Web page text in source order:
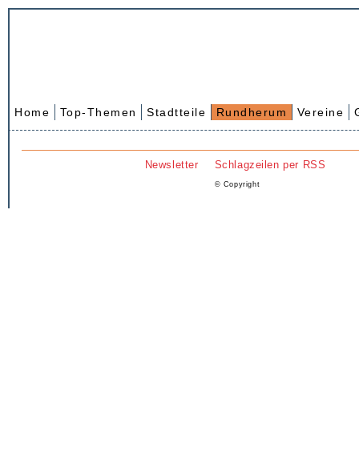
Home Top-Themen Stadtteile Rundherum Vereine
Newsletter Schlagzeilen per RSS
© Copyright